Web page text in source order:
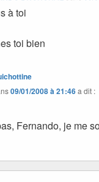
à toi
toi bien
09/01/2008 à 21:46a dit :
Fernando, je me